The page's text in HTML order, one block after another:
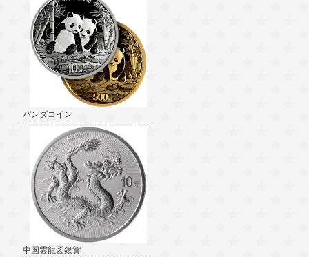
パンダコイン
中国雲龍図銀貨